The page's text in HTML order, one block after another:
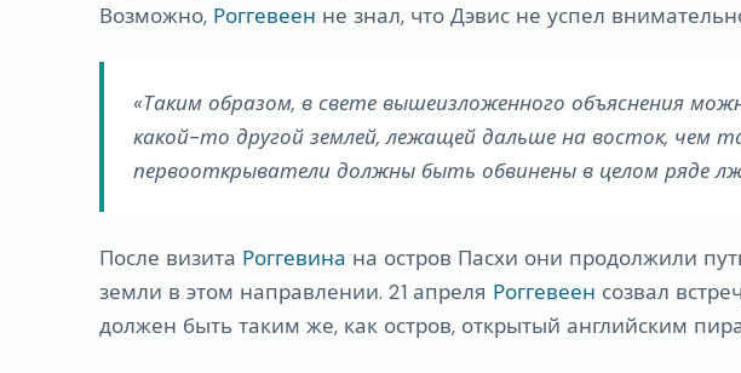
Возможно, Роггевеен не знал, что Дэвис не успел
Таким образом, в свете вышеизложенного объяснения
какой-то другой землей, лежащей дальше на восток, чем
первооткрыватели должны быть обвинены в целом ряде
После визита Роггевина на остров Пасхи они продолжили
земли в этом направлении. 21 апреля Роггевеен созвал
должен быть таким же, как остров, открытый английским